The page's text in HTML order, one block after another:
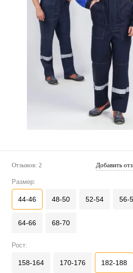
Отзывов: 2 Добавить
Размер:
44-46 48-50 52-54 56-
64-66 68-70
Рост:
158-164 170-176 182-188